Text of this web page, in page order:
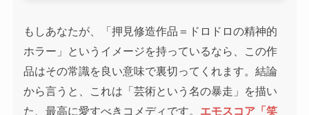
もしあなたが、「押見修造作品＝ドロドロの精神的
ホラー」というイメージを持っているなら、この作
品はその常識を良い意味で裏切ってくれます。結論
から言うと、これは「芸術という名の暴走」を描い
た、最高に愛すべきコメディです。 エモスコア「笑